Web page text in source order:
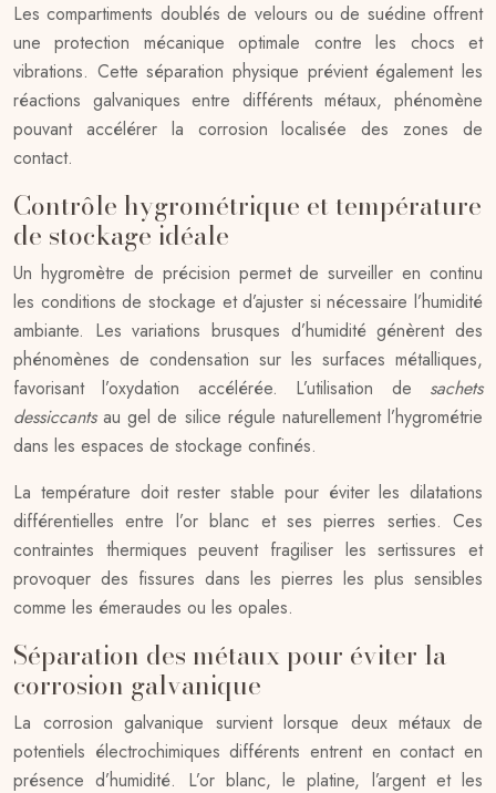
Les compartiments doublés de velours ou de suédine offrent
une protection mécanique optimale contre les chocs et
vibrations. Cette séparation physique prévient également les
réactions galvaniques entre différents métaux, phénomène
pouvant accélérer la corrosion localisée des zones de
contact.
Contrôle hygrométrique et température
de stockage idéale
Un hygromètre de précision permet de surveiller en continu
les conditions de stockage et d’ajuster si nécessaire l’humidité
ambiante. Les variations brusques d’humidité génèrent des
phénomènes de condensation sur les surfaces métalliques,
favorisant l’oxydation accélérée. L’utilisation de sachets
dessiccantsau gel de silice régule naturellement l’hygrométrie
dans les espaces de stockage confinés.
La température doit rester stable pour éviter les dilatations
différentielles entre l’or blanc et ses pierres serties. Ces
contraintes thermiques peuvent fragiliser les sertissures et
provoquer des fissures dans les pierres les plus sensibles
comme les émeraudes ou les opales.
Séparation des métaux pour éviter la
corrosion galvanique
La corrosion galvanique survient lorsque deux métaux de
potentiels électrochimiques différents entrent en contact en
présence d’humidité. L’or blanc, le platine, l’argent et les